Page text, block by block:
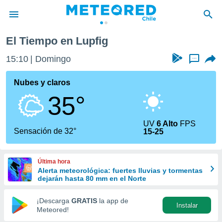
de
por
que se
calidad.
a este
las
y
forma
digital
basada
El Tiempo en Lupfig
15:10 Domingo ...
Nubes y claros
35°
Sensación de 32°
UV6 Alto FPS
15-25
Última hora
Alerta meteorológica: fuertes lluvias y tormentas
dejarán hasta 80 mm en el Norte
¡Descarga GRATIS la app de
Meteored!
Instalar